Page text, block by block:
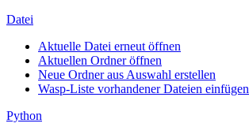
Datei
Aktuelle Datei erneut öffnen
Aktuellen Ordner öffnen
Neue Ordner aus Auswahl erstellen
Wasp-Liste vorhandener Dateien einfügen
Python